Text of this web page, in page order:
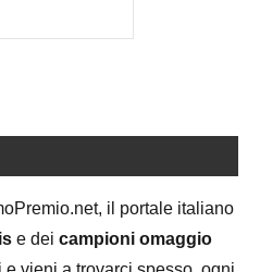
il portale italiano
e dei campioni omaggio